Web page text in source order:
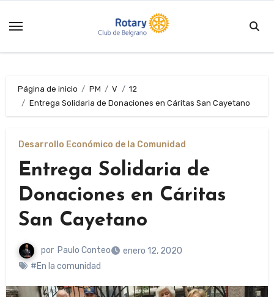
Página de inicio PM V
12
Entrega Solidaria de Donaciones en Cáritas San Cayetano
Desarrollo Económico de la Comunidad
Entrega Solidaria de
Donaciones en Cáritas
San Cayetano
por Paulo Conteo
enero 12, 2020
#En la comunidad